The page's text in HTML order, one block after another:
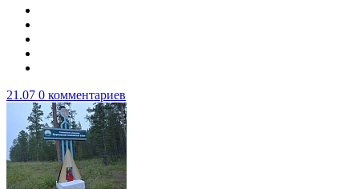
21.07 0 комментариев